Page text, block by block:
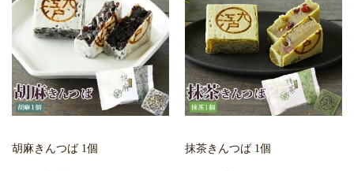
胡麻きんつば 1個 抹茶きんつば 1個